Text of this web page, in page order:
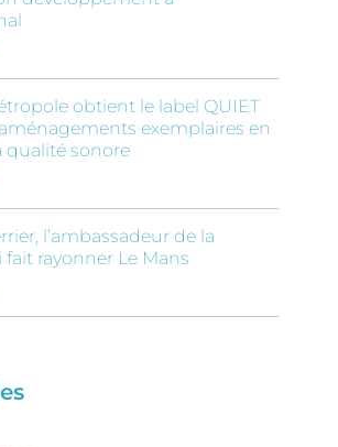
obtient le label QUIET
exemplaires en
qualité sonore
l’ambassadeur de la
rayonner Le Mans